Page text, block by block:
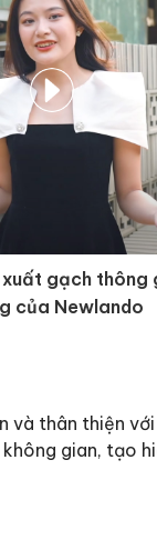
xuất gạch thông
của Newlando
và thân thiện
gian, tạo